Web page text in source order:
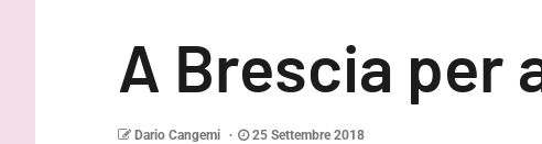
A Brescia per
Dario Cangemi 25 Settembre 2018